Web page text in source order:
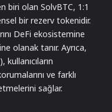
biri olan SolvBTC, 1:1
bir rezerv tokenidir.
DeFi ekosistemine
olanak tanır. Ayrıca,
ve farklı
sağlar.